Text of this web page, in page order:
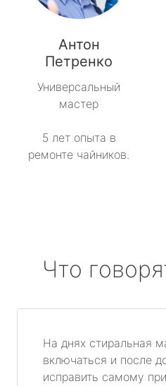
Антон
Петренко
Универсальный
мастер
5 лет опыта в
ремонте чайников.
Что
На днях стиральная
включаться и после
исправить самому